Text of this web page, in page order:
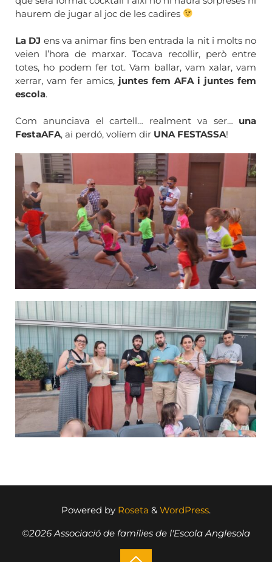
haurem de jugar al joc de les cadires
La DJ ens va animar fins ben entrada la nit i molts no
veien l’hora de marxar. Tocava recollir, però entre
totes, ho podem fer tot. Vam ballar, vam xalar, vam
xerrar, vam fer amics, juntes fem AFA i juntes fem
escola.
Com anunciava el cartell… realment va ser… una
FestaAFA, ai perdó, volíem dir UNA FESTASSA!
Powered by Roseta & WordPress.
©2026 Associació de famílies de l'Escola Anglesola